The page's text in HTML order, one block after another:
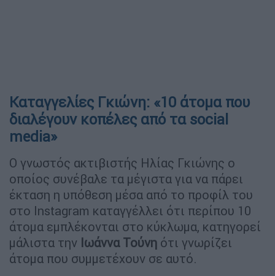
Καταγγελίες Γκιώνη: «10 άτομα που
διαλέγουν κοπέλες από τα social
media»
Ο γνωστός ακτιβιστής Ηλίας Γκιώνης ο
οποίος συνέβαλε τα μέγιστα για να πάρει
έκταση η υπόθεση μέσα από το προφίλ του
στο Instagram καταγγέλλει ότι περίπου 10
άτομα εμπλέκονται στο κύκλωμα, κατηγορεί
μάλιστα την Ιωάννα Τούνη ότι γνωρίζει
άτομα που συμμετέχουν σε αυτό.